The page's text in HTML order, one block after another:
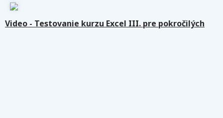
Video - Testovanie kurzu Excel III. pre pokročilých